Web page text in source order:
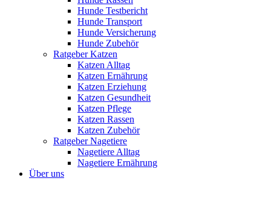
Hunde Testbericht
Hunde Transport
Hunde Versicherung
Hunde Zubehör
Ratgeber Katzen
Katzen Alltag
Katzen Ernährung
Katzen Erziehung
Katzen Gesundheit
Katzen Pflege
Katzen Rassen
Katzen Zubehör
Ratgeber Nagetiere
Nagetiere Alltag
Nagetiere Ernährung
Über uns